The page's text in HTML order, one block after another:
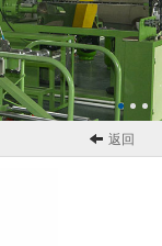
返回